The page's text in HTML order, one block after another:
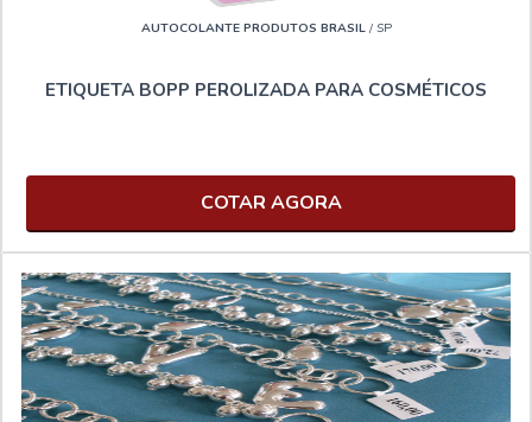
AUTOCOLANTE PRODUTOS BRASIL/ SP
ETIQUETA BOPP PEROLIZADA PARA COSMÉTICOS
COTAR AGORA